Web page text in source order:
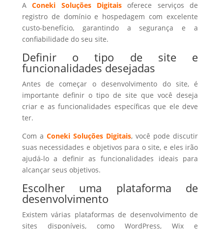
AConeki Soluções Digitais oferece serviços de
registro de domínio e hospedagem com excelente
custo-benefício, garantindo a segurança e a
confiabilidade do seu site.
Definir o tipo de site e
funcionalidades desejadas
Antes de começar o desenvolvimento do site, é
importante definir o tipo de site que você deseja
criar e as funcionalidades específicas que ele deve
ter.
Com a Coneki Soluções Digitais, você pode discutir
suas necessidades e objetivos para o site, e eles irão
ajudá-lo a definir as funcionalidades ideais para
alcançar seus objetivos.
Escolher uma plataforma de
desenvolvimento
Existem várias plataformas de desenvolvimento de
sites disponíveis, como WordPress, Wix e